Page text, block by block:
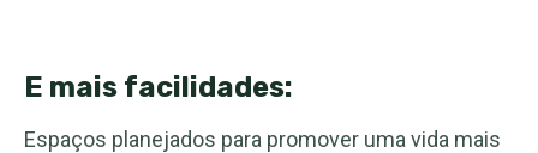
E mais facilidades:
Espaços planejados para promover uma vida mais